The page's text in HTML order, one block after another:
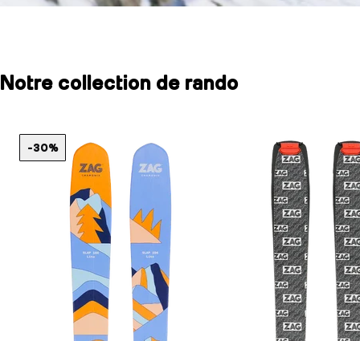
Notre collection de rando
-30%